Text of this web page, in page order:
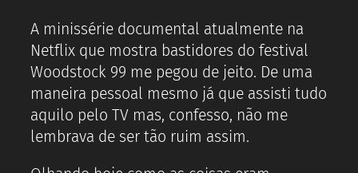
A minissérie documental atualmente na
Netflix que mostra bastidores do festival
Woodstock 99 me pegou de jeito. De uma
maneira pessoal mesmo já que assisti tudo
aquilo pelo TV mas, confesso, não me
lembrava de ser tão ruim assim.